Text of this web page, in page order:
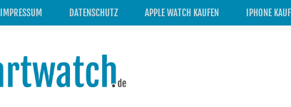
IMPRESSUM DATENSCHUTZ APPLE WATCH KAUFEN IPHONE